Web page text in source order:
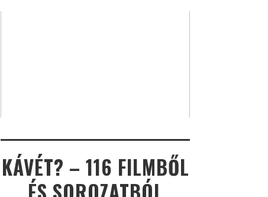
KÁVÉT? – 116 FILMBŐL